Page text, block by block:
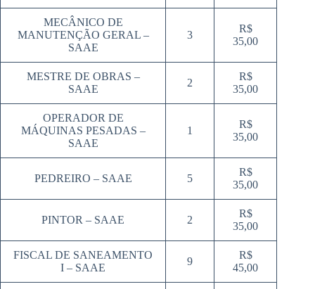
MECÂNICO DE
MANUTENÇÃO GERAL –
SAAE
3
R$
35,00
MESTRE DE OBRAS –
SAAE
2
R$
35,00
OPERADOR DE
MÁQUINAS PESADAS –
SAAE
1
R$
35,00
PEDREIRO – SAAE 5
R$
35,00
PINTOR – SAAE 2
R$
35,00
FISCAL DE SANEAMENTO
I – SAAE
9
R$
45,00